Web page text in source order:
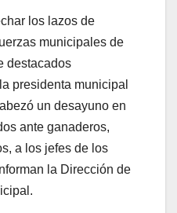
los lazos de
municipales de
destacados
presidenta municipal
un desayuno en
ante ganaderos,
a los jefes de los
la Dirección de